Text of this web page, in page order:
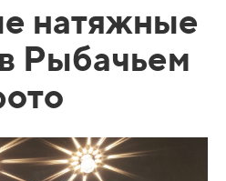
натяжные
Рыбачьем